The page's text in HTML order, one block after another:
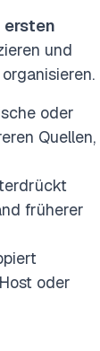
ersten
und
oder
Quellen,
früherer
oder